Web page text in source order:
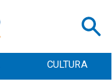
CULTURA